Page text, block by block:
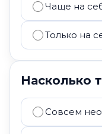
Чаще на
Только на
Насколько
Совсем